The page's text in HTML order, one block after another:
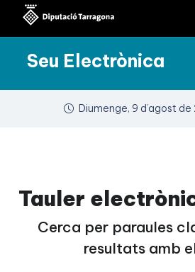
Seu Electrònica
Diumenge, 9 d’agost de
Tauler
Cerca per paraules
resultats amb